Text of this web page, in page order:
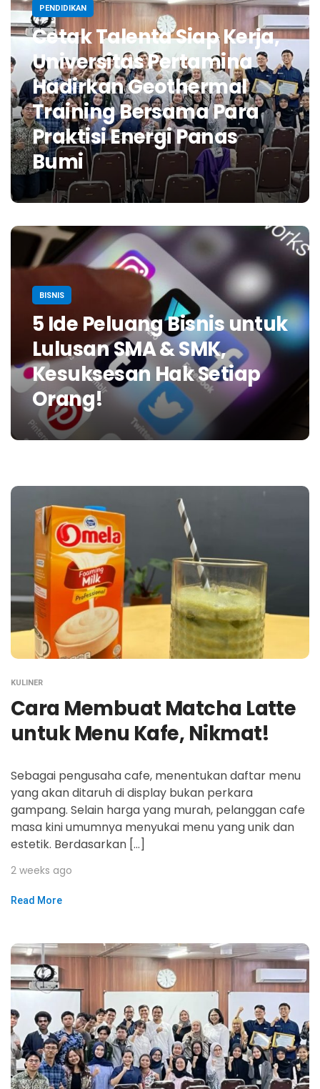
PENDIDIKAN
Cetak Talenta Siap Kerja,
Universitas Pertamina
Hadirkan Geothermal
Training Bersama Para
Praktisi Energi Panas
Bumi
BISNIS
5 Ide Peluang Bisnis untuk
Lulusan SMA & SMK,
Kesuksesan Hak Setiap
Orang!
KULINER
Cara Membuat Matcha Latte
untuk Menu Kafe, Nikmat!
Sebagai pengusaha cafe, menentukan daftar menu
yang akan ditaruh di display bukan perkara
gampang. Selain harga yang murah, pelanggan cafe
masa kini umumnya menyukai menu yang unik dan
estetik. Berdasarkan […]
2 weeks ago
Read More